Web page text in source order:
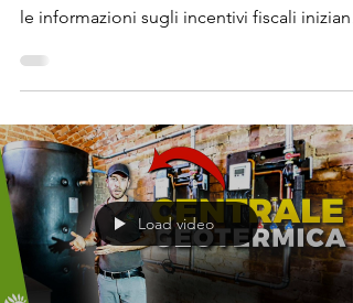
Video di supporto al contenuto
le informazioni sugli incentivi fiscali iniziano
ad essere un po' più chiare, anche se sono
ancora bozze di quella che poi sarà la
definitiva. Che tu stia pensando di
ristrutturare casa o abbia bisogno di
sostituire la caldaia, è fondamentale capire
come funzionano gli incentivi e le
fiscali per l'efficienza energetica e le
ristrutturazioni nel 2025. In questo articol
Load video